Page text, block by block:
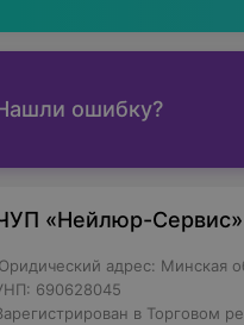
ошибку?
«Нейлюр-Сервис»
адрес: Минская
690628045
в Торговом